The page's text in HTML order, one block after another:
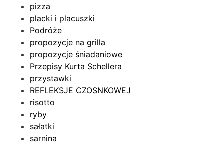
pizza
placki i placuszki
Podróże
propozycje na grilla
propozycje śniadaniowe
Przepisy Kurta Schellera
przystawki
REFLEKSJE CZOSNKOWEJ
risotto
ryby
sałatki
sarnina